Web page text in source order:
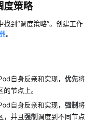
度策略
找到“调度策略”。创建工作
。
自身反亲和实现， 优先将
节点上。
自身反亲和实现， 强制将
，并且强制调度到不同节点